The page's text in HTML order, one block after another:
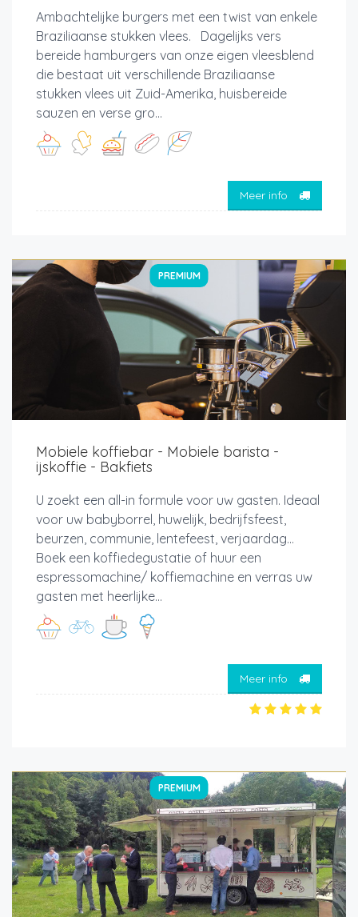
Ambachtelijke burgers met een twist van enkele
Braziliaanse stukken vlees. Dagelijks vers
bereide hamburgers van onze eigen vleesblend
die bestaat uit verschillende Braziliaanse
stukken vlees uit Zuid-Amerika, huisbereide
sauzen en verse gro...
Meer info
PREMIUM
Mobiele koffiebar - Mobiele barista -
ijskoffie - Bakfiets
U zoekt een all-in formule voor uw gasten. Ideaal
voor uw babyborrel, huwelijk, bedrijfsfeest,
beurzen, communie, lentefeest, verjaardag…
Boek een koffiedegustatie of huur een
espressomachine/ koffiemachine en verras uw
gasten met heerlijke...
Meer info
PREMIUM